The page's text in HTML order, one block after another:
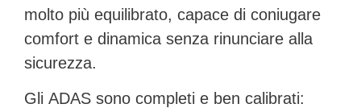
molto più equilibrato, capace di coniugare
comfort e dinamica senza rinunciare alla
sicurezza.
Gli ADAS sono completi e ben calibrati: